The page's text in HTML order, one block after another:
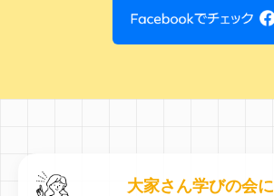
大家さん学びの会に